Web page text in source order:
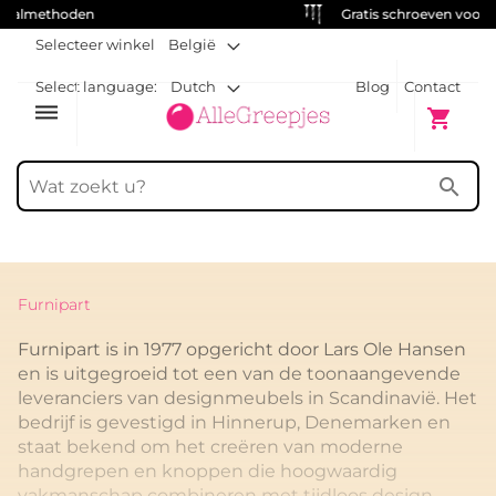
Gratis schroeven voor elke handgreep
Blog Contact
Selecteer winkel België
Select language: Dutch
dehaze shopping_cart
search
Furnipart
Furnipart is in 1977 opgericht door Lars Ole Hansen
en is uitgegroeid tot een van de toonaangevende
leveranciers van designmeubels in Scandinavië. Het
bedrijf is gevestigd in Hinnerup, Denemarken en
staat bekend om het creëren van moderne
handgrepen en knoppen die hoogwaardig